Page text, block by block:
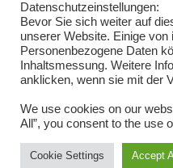
Datenschutzeinstellungen:
Bevor Sie sich weiter auf
unserer Website. Einige
Personenbezogene Daten
Inhaltsmessung. Weitere
anklicken, wenn sie mit der
We use cookies on our
All”, you consent to the use
Cookie Settings Accept